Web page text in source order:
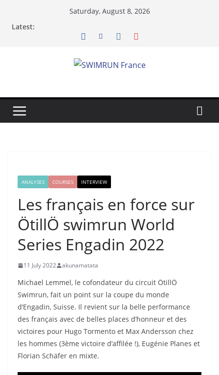
Saturday, August 8, 2026
Latest:
ANALYSES COURSES INTERVIEW
Les français en force sur
ÖtillÖ swimrun World
Series Engadin 2022
11 July 2022 akunamatata
Michael Lemmel, le cofondateur du circuit ÖtillÖ
Swimrun, fait un point sur la coupe du monde
d’Engadin, Suisse. Il revient sur la belle performance
des français avec de belles places d’honneur et des
victoires pour Hugo Tormento et Max Andersson chez
les hommes (3ème victoire d’affilée !), Eugénie Planes et
Florian Schäfer en mixte.